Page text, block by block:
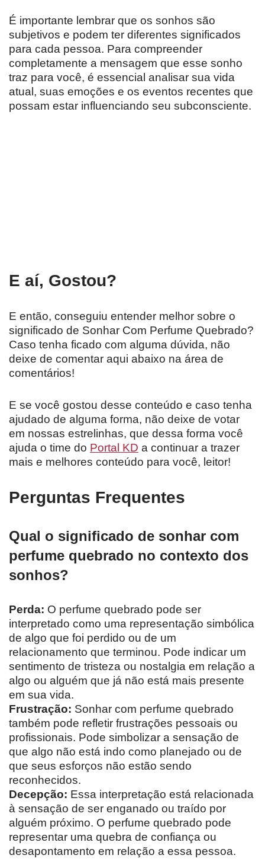
É importante lembrar que os sonhos são
subjetivos e podem ter diferentes significados
para cada pessoa. Para compreender
completamente a mensagem que esse sonho
traz para você, é essencial analisar sua vida
atual, suas emoções e os eventos recentes que
possam estar influenciando seu subconsciente.
E aí, Gostou?
E então, conseguiu entender melhor sobre o
significado de Sonhar Com Perfume Quebrado?
Caso tenha ficado com alguma dúvida, não
deixe de comentar aqui abaixo na área de
comentários!
E se você gostou desse conteúdo e caso tenha
ajudado de alguma forma, não deixe de votar
em nossas estrelinhas, que dessa forma você
ajuda o time do Portal KD a continuar a trazer
mais e melhores conteúdo para você, leitor!
Perguntas Frequentes
Qual o significado de sonhar com
perfume quebrado no contexto dos
sonhos?
Perda: O perfume quebrado pode ser
interpretado como uma representação simbólica
de algo que foi perdido ou de um
relacionamento que terminou. Pode indicar um
sentimento de tristeza ou nostalgia em relação a
algo ou alguém que já não está mais presente
em sua vida.
Frustração: Sonhar com perfume quebrado
também pode refletir frustrações pessoais ou
profissionais. Pode simbolizar a sensação de
que algo não está indo como planejado ou de
que seus esforços não estão sendo
reconhecidos.
Decepção: Essa interpretação está relacionada
à sensação de ser enganado ou traído por
alguém próximo. O perfume quebrado pode
representar uma quebra de confiança ou
desapontamento em relação a essa pessoa.